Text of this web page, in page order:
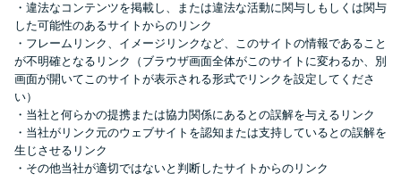
年収が低い＆他社借入があると
落ちる？バンクイックの口コミ
合わせ先とシーン別の問い合わ
・違法なコンテンツを掲載し、または違法な活動に関与しもしくは関与
した可能性のあるサイトからのリンク
・フレームリンク、イメージリンクなど、このサイトの情報であること
が不明確となるリンク（ブラウザ画面全体がこのサイトに変わるか、別
画面が開いてこのサイトが表示される形式でリンクを設定してくださ
い）
・当社と何らかの提携または協力関係にあるとの誤解を与えるリンク
・当社がリンク元のウェブサイトを認知または支持しているとの誤解を
生じさせるリンク
・その他当社が適切ではないと判断したサイトからのリンク